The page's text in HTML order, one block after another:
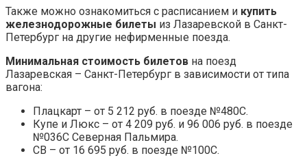
Также можно ознакомиться с расписанием и купить
железнодорожные билеты из Лазаревской в Санкт-
Петербург на другие нефирменные поезда.
Минимальная стоимость билетов на поезд
Лазаревская – Санкт-Петербург в зависимости от типа
вагона:
Плацкарт – от 5 212 руб. в поезде №480С.
Купе и Люкс – от 4 209 руб. и 96 006 руб. в поезде
№036С Северная Пальмира.
СВ – от 16 695 руб. в поезде №100С.